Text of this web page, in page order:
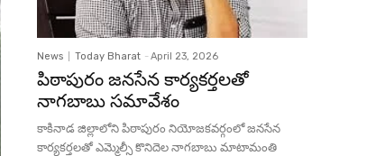
News Today Bharat - April 23, 2026
పిఠాపురం జనసేన కార్యకర్తలతో
నాగబాబు సమావేశం
కాకినాడ జిల్లాలోని పిఠాపురం నియోజకవర్గంలో జనసేన
కార్యకర్తలతో ఎమ్మెల్సీ కొనిదెల నాగబాబు మాటామంతి